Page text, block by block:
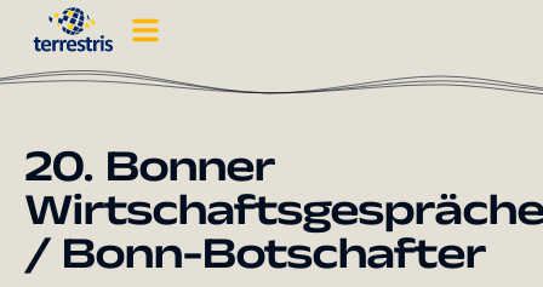
20. Bonner
Wirtschaftsgespräche
/ Bonn-Botschafter